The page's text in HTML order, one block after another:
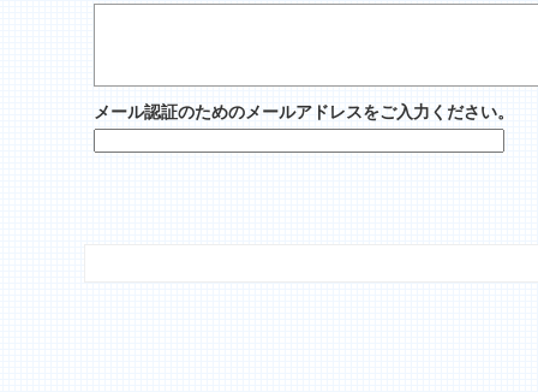
メール認証のためのメールアドレスをご入力ください。